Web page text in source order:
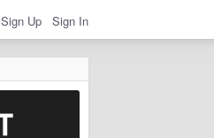
Sign Up Sign In